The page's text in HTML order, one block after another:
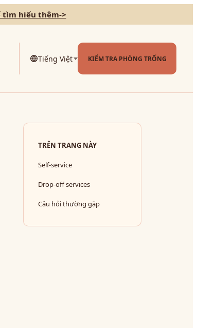
tìm hiểu thêm->
Tiếng Việt KIỂM TRA PHÒNG TRỐNG
TRÊN TRANG NÀY
Self‑service
Drop‑off services
Câu hỏi thường gặp